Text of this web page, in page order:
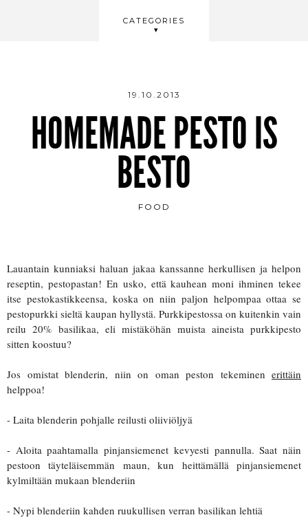
CATEGORIES
BEAUTY
19.10.2013
HOMEMADE PESTO IS
BESTO
FOOD
Lauantain kunniaksi haluan jakaa kanssanne herkullisen ja helpon
reseptin, pestopastan! En usko, että kauhean moni ihminen tekee
itse pestokastikkeensa, koska on niin paljon helpompaa ottaa se
pestopurkki sieltä kaupan hyllystä. Purkkipestossa on kuitenkin vain
reilu 20% basilikaa, eli mistäköhän muista aineista purkkipesto
sitten koostuu?
Jos omistat blenderin, niin on oman peston tekeminen erittäin
helppoa!
- Laita blenderin pohjalle reilusti oliiviöljyä
- Aloita paahtamalla pinjansiemenet kevyesti pannulla. Saat näin
pestoon täyteläisemmän maun, kun heittämällä pinjansiemenet
kylmiltään mukaan blenderiin
- Nypi blenderiin kahden ruukullisen verran basilikan lehtiä